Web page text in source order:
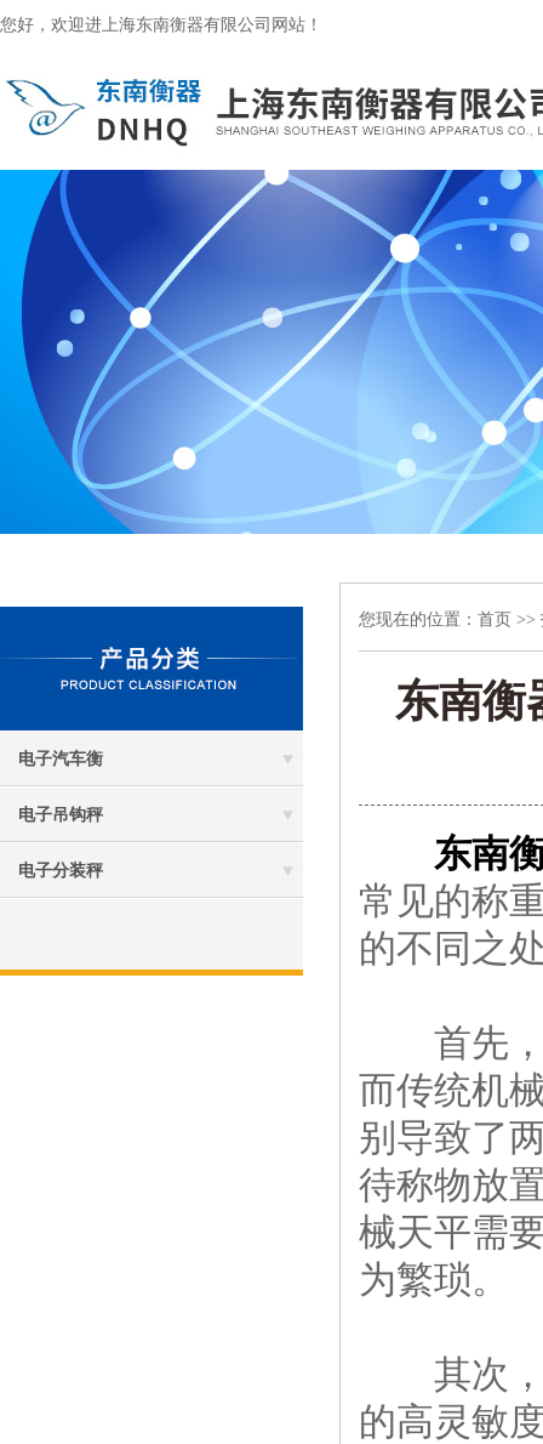
您好，欢迎进上海东南衡器有限公司网站！
电子汽车衡
电子吊钩秤
电子分装秤
您现在的位置： 首页 >>
东南衡
东南
常见的称
的不同之
首先，
而传统机
别导致了
待称物放
械天平需
为繁琐。
其次，
的高灵敏